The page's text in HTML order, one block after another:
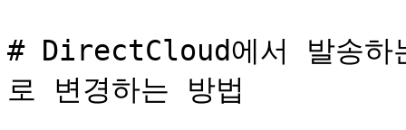
# DirectCloud에서 발송하
로 변경하는 방법